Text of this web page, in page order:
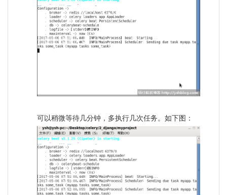
可以稍微等待几分钟，多执行几次任务。如下图：